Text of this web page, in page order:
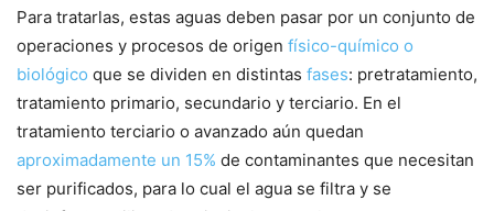
Para tratarlas, estas aguas deben pasar por un conjunto de
operaciones y procesos de origen físico-químico o
biológico que se dividen en distintas fases: pretratamiento,
tratamiento primario, secundario y terciario. En el
tratamiento terciario o avanzado aún quedan
aproximadamente un 15% de contaminantes que necesitan
ser purificados, para lo cual el agua se filtra y se